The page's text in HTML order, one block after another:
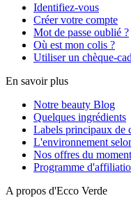
Identifiez-vous
Créer votre compte
Mot de passe oublié ?
Où est mon colis ?
Utiliser un chèque-
En savoir plus
Notre beauty Blog
Quelques ingrédients
Labels principaux de
L'environnement
Nos offres du moment
Programme
A propos d'Ecco Verde